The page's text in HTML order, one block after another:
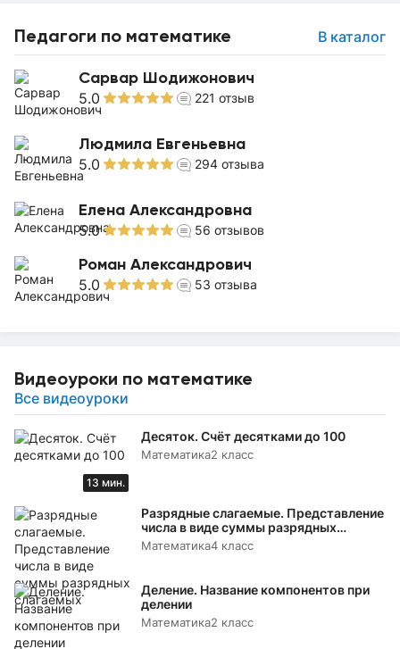
Педагоги по математике В каталог
Сарвар Шодижонович
5.0 221 отзыв
Людмила Евгеньевна
5.0 294 отзыва
Елена Александровна
5.0 56 отзывов
Роман Александрович
5.0 53 отзыва
Видеоуроки по математике
Все видеоуроки
13 мин.
Десяток. Счёт десятками до 100
Математика2 класс
Разрядные слагаемые. Представление
числа в виде суммы разрядных
слагаемых
Математика4 класс
Деление. Название компонентов при
делении
Математика2 класс